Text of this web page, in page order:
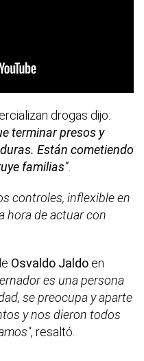
drogas dijo:
terminar presos y
Están cometiendo
familias".
controles, inflexible en
hora de actuar con
Osvaldo Jaldo en
es una persona
se preocupa y aparte
y nos dieron todos
, resaltó.